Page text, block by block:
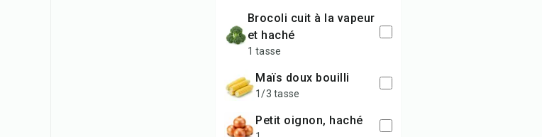
brocoli cuit à la vapeur
et haché
1 tasse
maïs doux bouilli
1/3 tasse
petit oignon, haché